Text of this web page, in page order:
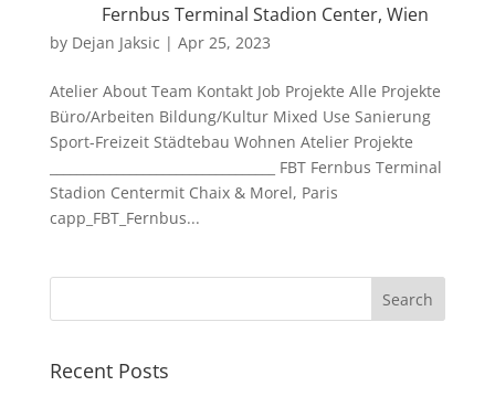
Fernbus Terminal Stadion Center, Wien
by Dejan Jaksic | Apr 25, 2023
Atelier About Team Kontakt Job Projekte Alle Projekte
Büro/Arbeiten Bildung/Kultur Mixed Use Sanierung
Sport-Freizeit Städtebau Wohnen Atelier Projekte
__________________________________ FBT Fernbus Terminal
Stadion Centermit Chaix & Morel, Paris
capp_FBT_Fernbus...
Recent Posts